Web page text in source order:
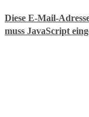
Diese E-Mail-
muss JavaScript